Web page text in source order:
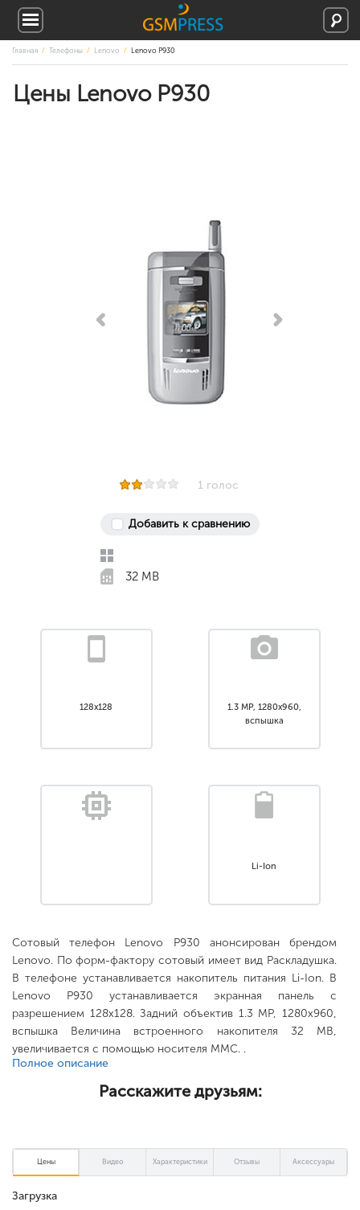
Главная Телефоны Lenovo Lenovo P930
Цены Lenovo P930
1 голос
Добавить к сравнению
32 MB
128x128
1.3 MP, 1280x960,
вспышка
Li-Ion
Сотовый телефон Lenovo P930 анонсирован брендом
Lenovo. По форм-фактору сотовый имеет вид Раскладушка.
В телефоне устанавливается накопитель питания Li-Ion. В
Lenovo P930 устанавливается экранная панель с
разрешением 128x128. Задний объектив 1.3 MP, 1280x960,
вспышка Величина встроенного накопителя 32 MB,
увеличивается с помощью носителя MMC. .
Полное описание
Расскажите друзьям:
Цены Видео Характеристики Отзывы Аксессуары
Загрузка